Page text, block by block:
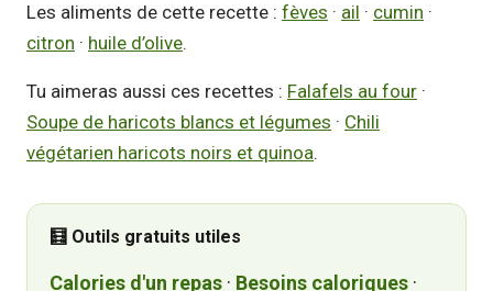
Les aliments de cette recette : fèves · ail · cumin ·
citron · huile d’olive.
Tu aimeras aussi ces recettes : Falafels au four ·
Soupe de haricots blancs et légumes · Chili
végétarien haricots noirs et quinoa.
🧮 Outils gratuits utiles
Calories d'un repas · Besoins caloriques ·